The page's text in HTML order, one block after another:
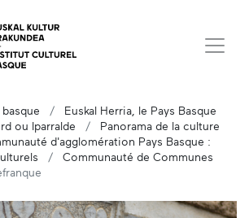
Euskal Herria, le Pays Basque
ou Iparralde
Panorama de la culture
d'agglomération Pays Basque :
Communauté de Communes